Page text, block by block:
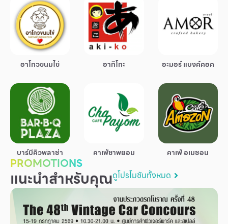
Superstores
สมาชิก F-MEMBER
กิจกรรมและโปรโมชั่น
ข้อเสนอพิเศษ
สำหรับนักท่องเที่ยว
มีอะไรใหม่
แผนผังร้านค้า
บริการ
เพื่อสังคม
ฟิวเจอร์ซิตี้
อาโกวขนมไข่ อากิโกะ อะมอร์ แบงค์คอค
บาร์บีคิวพลาซ่า คาเฟ่ชาพยอม คาเฟ่ อเมซอน
PROMOTIONS
แนะนำสำหรับคุณดูโปรโมชันทั้งหมด